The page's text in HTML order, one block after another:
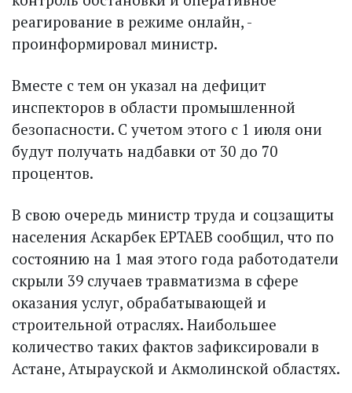
реагирование в режиме онлайн, -
проинформировал министр.
Вместе с тем он указал на дефицит
инспекторов в области промышленной
безопасности. С учетом этого с 1 июля они
будут получать надбавки от 30 до 70
процентов.
В свою очередь министр труда и соцзащиты
населения Аскарбек ЕРТАЕВ сообщил, что по
состоянию на 1 мая этого года работодатели
скрыли 39 случаев травматизма в сфере
оказания услуг, обрабатывающей и
строительной отраслях. Наибольшее
количество таких фактов зафиксировали в
Астане, Атырауской и Акмолинской областях.